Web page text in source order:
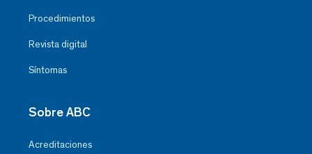
Procedimientos
Revista digital
Síntomas
Sobre ABC
Acreditaciones